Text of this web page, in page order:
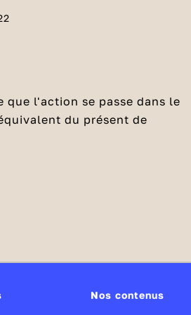
que l'action se passe dans le
du présent de
en anglais ?
Nos contenus